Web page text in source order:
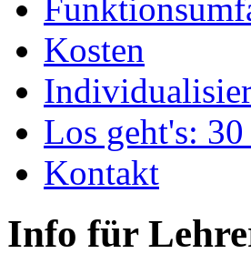
Kosten
Los geht's:
Kontakt
Info für